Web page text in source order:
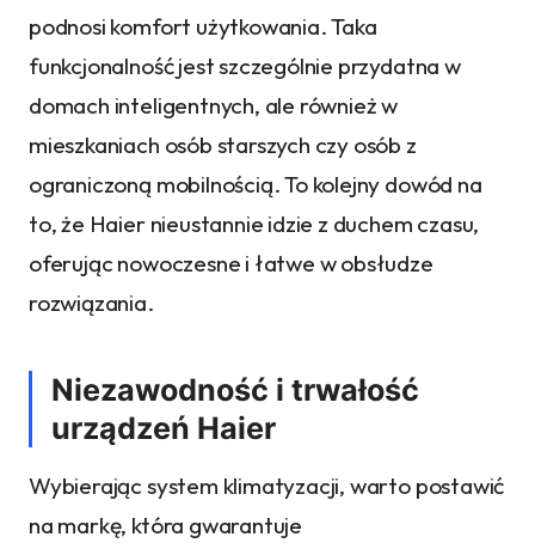
podnosi komfort użytkowania. Taka
funkcjonalność jest szczególnie przydatna w
domach inteligentnych, ale również w
mieszkaniach osób starszych czy osób z
ograniczoną mobilnością. To kolejny dowód na
to, że Haier nieustannie idzie z duchem czasu,
oferując nowoczesne i łatwe w obsłudze
rozwiązania.
Niezawodność i trwałość
urządzeń Haier
Wybierając system klimatyzacji, warto postawić
na markę, która gwarantuje